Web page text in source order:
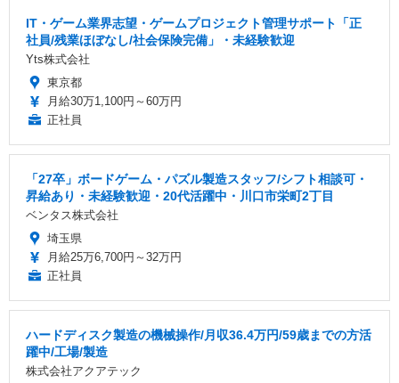
IT・ゲーム業界志望・ゲームプロジェクト管理サポート「正
社員/残業ほぼなし/社会保険完備」・未経験歓迎
Yts株式会社
東京都
月給30万1,100円～60万円
正社員
「27卒」ボードゲーム・パズル製造スタッフ/シフト相談可・
昇給あり・未経験歓迎・20代活躍中・川口市栄町2丁目
ベンタス株式会社
埼玉県
月給25万6,700円～32万円
正社員
ハードディスク製造の機械操作/月収36.4万円/59歳までの方活
躍中/工場/製造
株式会社アクアテック